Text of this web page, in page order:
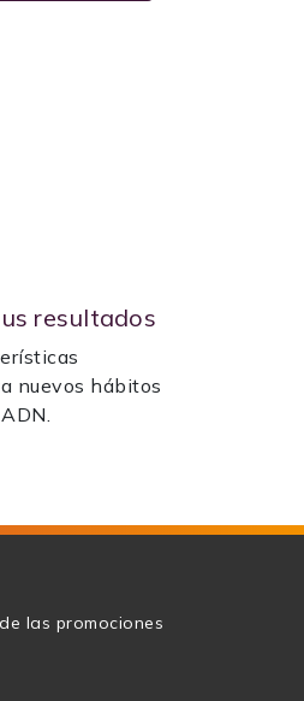
resultados
nuevos hábitos
las promociones